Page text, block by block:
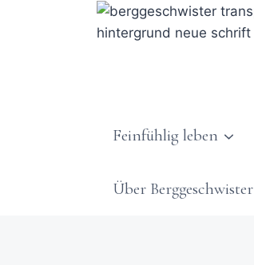
Feinfühlig leben
Über Berggeschwister